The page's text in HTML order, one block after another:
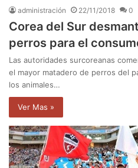
administración 22/11/2018 0
Corea del Sur
perros para el
Las autoridades surcoreanas
el mayor matadero de perros del
los animales…
Ver Mas »